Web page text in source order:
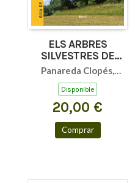
ELS ARBRES
SILVESTRES DE
CATALUNYA
Panareda Clopés,
Josep M
Disponible
20,00 €
Comprar